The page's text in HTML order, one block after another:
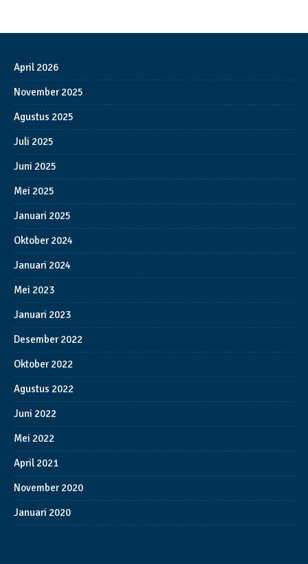
April 2026
November 2025
Agustus 2025
Juli 2025
Juni 2025
Mei 2025
Januari 2025
Oktober 2024
Januari 2024
Mei 2023
Januari 2023
Desember 2022
Oktober 2022
Agustus 2022
Juni 2022
Mei 2022
April 2021
November 2020
Januari 2020